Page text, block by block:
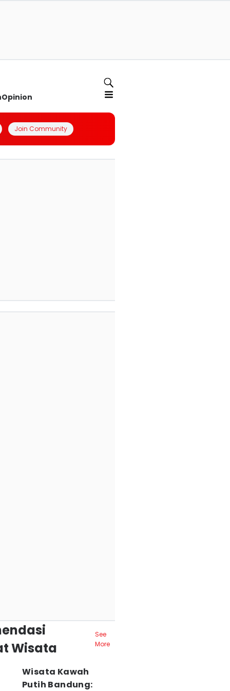
Opinion
Join Community
Wisata
See
More
Wisata Kawah
Putih Bandung: